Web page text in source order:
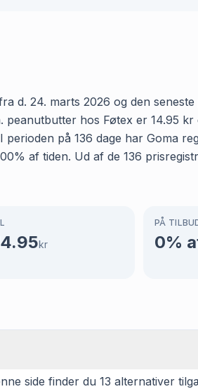
d. 24. marts 2026 og den
hos Føtex er 14.95
på 136 dage har Goma
af tiden. Ud af de 136
kr
PÅ
0%
side finder du 13 alternativer